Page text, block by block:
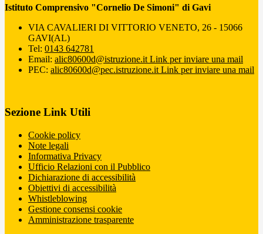
Istituto Comprensivo "Cornelio De Simoni" di Gavi
VIA CAVALIERI DI VITTORIO VENETO, 26 - 15066
GAVI(AL)
Tel: 0143 642781
Email: alic80600d@istruzione.it Link per inviare una mail
PEC: alic80600d@pec.istruzione.it Link per inviare una mail
Sezione Link Utili
Cookie policy
Note legali
Informativa Privacy
Ufficio Relazioni con il Pubblico
Dichiarazione di accessibilità
Obiettivi di accessibilità
Whistleblowing
Gestione consensi cookie
Amministrazione trasparente